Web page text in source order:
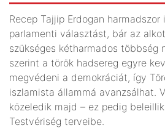
Recep Tajjip Erdogan
parlamenti választást, bár az
szükséges kétharmados többség
szerint a török hadsereg egyre
megvédeni a demokráciát, így
iszlamista állammá avanzsálhat.
közeledik majd – ez pedig
Testvériség terveibe.